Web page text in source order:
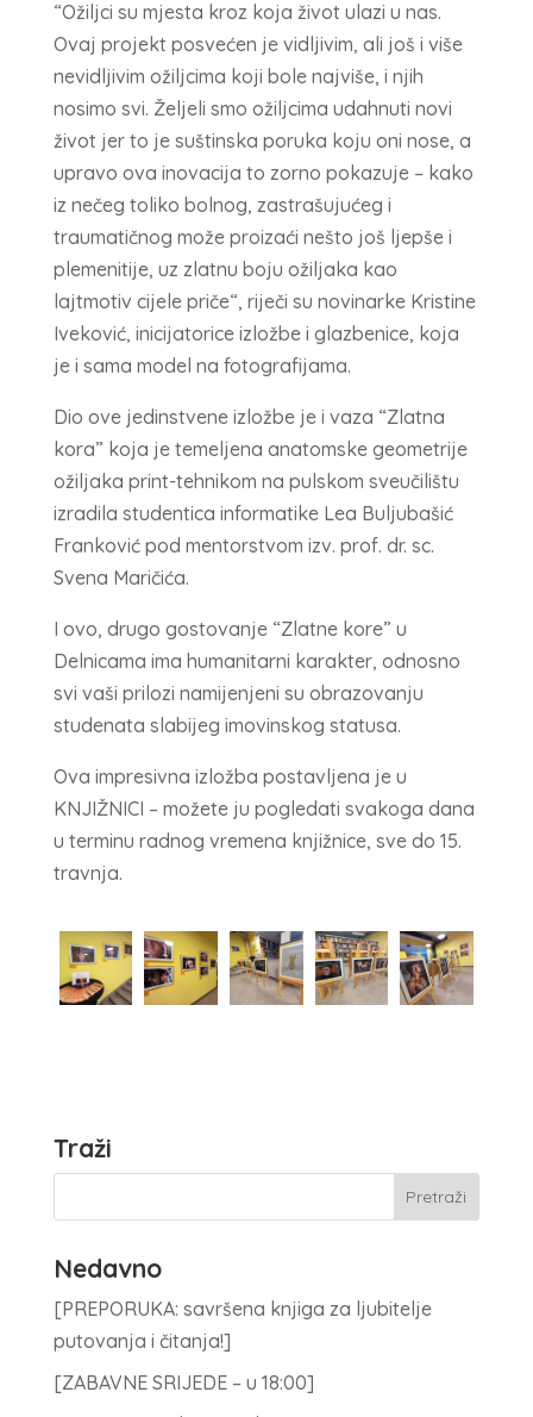
“Ožiljci su mjesta kroz koja život ulazi u nas.
Ovaj projekt posvećen je vidljivim, ali još i više
nevidljivim ožiljcima koji bole najviše, i njih
nosimo svi. Željeli smo ožiljcima udahnuti novi
život jer to je suštinska poruka koju oni nose, a
upravo ova inovacija to zorno pokazuje – kako
iz nečeg toliko bolnog, zastrašujućeg i
traumatičnog može proizaći nešto još ljepše i
plemenitije, uz zlatnu boju ožiljaka kao
lajtmotiv cijele priče“, riječi su novinarke Kristine
Iveković, inicijatorice izložbe i glazbenice, koja
je i sama model na fotografijama.
Dio ove jedinstvene izložbe je i vaza “Zlatna
kora” koja je temeljena anatomske geometrije
ožiljaka print-tehnikom na pulskom sveučilištu
izradila studentica informatike Lea Buljubašić
Franković pod mentorstvom izv. prof. dr. sc.
Svena Maričića.
I ovo, drugo gostovanje “Zlatne kore” u
Delnicama ima humanitarni karakter, odnosno
svi vaši prilozi namijenjeni su obrazovanju
studenata slabijeg imovinskog statusa.
Ova impresivna izložba postavljena je u
KNJIŽNICI – možete ju pogledati svakoga dana
u terminu radnog vremena knjižnice, sve do 15.
travnja.
Traži
Nedavno
[PREPORUKA: savršena knjiga za ljubitelje
putovanja i čitanja!]
[ZABAVNE SRIJEDE – u 18:00]